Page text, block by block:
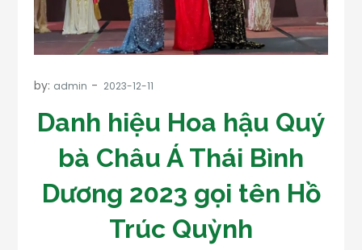
by: admin
Danh hiệu Hoa hậu Quý
bà Châu Á Thái Bình
Dương 2023 gọi tên Hồ
Trúc Quỳnh